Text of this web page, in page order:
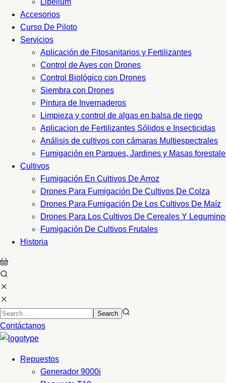
Libelium
Accesorios
Curso De Piloto
Servicios
Aplicación de Fitosanitarios y Fertilizantes
Control de Aves con Drones
Control Biológico con Drones
Siembra con Drones
Pintura de Invernaderos
Limpieza y control de algas en balsa de riego
Aplicacion de Fertilizantes Sólidos e Insecticidas
Análisis de cultivos con cámaras Multiespectrales
Fumigación en Parques, Jardines y Masas
Cultivos
Fumigación En Cultivos De Arroz
Drones Para Fumigación De Cultivos De Colza
Drones Para Fumigación De Los Cultivos De Maíz
Drones Para Los Cultivos De Cereales Y
Fumigación De Cultivos Frutales
Historia
Contáctanos
Repuestos
Generador 9000i